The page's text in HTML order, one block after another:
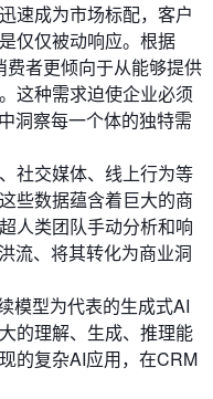
速成为市场标配，客户
仅仅被动响应。根据
者更倾向于从能够提供
这种需求迫使企业必须
洞察每一个体的独特需
社交媒体、线上行为等
些数据蕴含着巨大的商
人类团队手动分析和响
流、将其转化为商业洞
模型为代表的生成式AI
的理解、生成、推理能
的复杂AI应用，在CRM